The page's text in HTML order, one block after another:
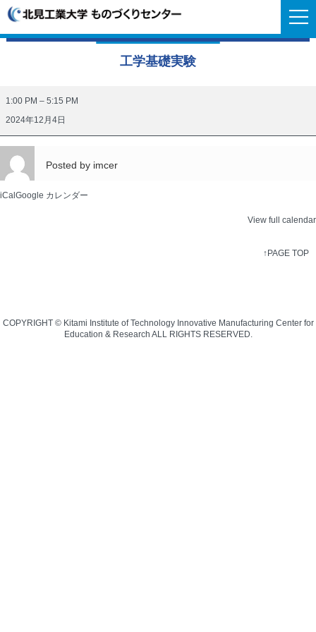
工学基礎実験
験
1:00 PM – 5:15 PM
2024年12月4日
Posted by imcer
iCal Google カレンダー
View full calendar
↑PAGE TOP
COPYRIGHT © Kitami Institute of Technology Innovative Manufacturing Center for
Education & Research ALL RIGHTS RESERVED.